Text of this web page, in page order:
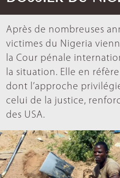
Après de nombreuses
victimes du Nigeria
la Cour pénale
la situation. Elle en
dont l’approche
celui de la justice,
des USA.